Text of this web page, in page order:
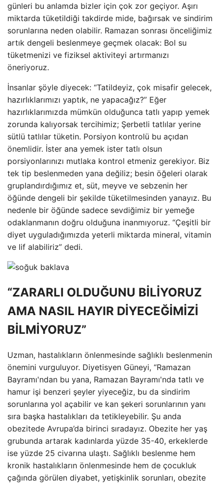
günleri bu anlamda bizler için çok zor geçiyor. Aşırı
miktarda tüketildiği takdirde mide, bağırsak ve sindirim
sorunlarına neden olabilir. Ramazan sonrası önceliğimiz
artık dengeli beslenmeye geçmek olacak: Bol su
tüketmenizi ve fiziksel aktiviteyi artırmanızı
öneriyoruz.
İnsanlar şöyle diyecek: “Tatildeyiz, çok misafir gelecek,
hazırlıklarımızı yaptık, ne yapacağız?” Eğer
hazırlıklarımızda mümkün olduğunca tatlı yapıp yemek
zorunda kalıyorsak tercihimiz; Şerbetli tatlılar yerine
sütlü tatlılar tüketin. Porsiyon kontrolü bu açıdan
önemlidir. İster ana yemek ister tatlı olsun
porsiyonlarınızı mutlaka kontrol etmeniz gerekiyor. Biz
tek tip beslenmeden yana değiliz; besin öğeleri olarak
gruplandırdığımız et, süt, meyve ve sebzenin her
öğünde dengeli bir şekilde tüketilmesinden yanayız. Bu
nedenle bir öğünde sadece sevdiğimiz bir yemeğe
odaklanmanın doğru olduğuna inanmıyoruz. “Çeşitli bir
diyet uyguladığımızda yeterli miktarda mineral, vitamin
ve lif alabiliriz” dedi.
“ZARARLI OLDUĞUNU BİLİYORUZ
AMA NASIL HAYIR DİYECEĞİMİZİ
BİLMİYORUZ”
Uzman, hastalıkların önlenmesinde sağlıklı beslenmenin
önemini vurguluyor. Diyetisyen Güneyi, “Ramazan
Bayramı'ndan bu yana, Ramazan Bayramı'nda tatlı ve
hamur işi benzeri şeyler yiyeceğiz, bu da sindirim
sorunlarına yol açabilir ve kan şekeri sorunlarının yanı
sıra başka hastalıkları da tetikleyebilir. Şu anda
obezitede Avrupa’da birinci sıradayız. Obezite her yaş
grubunda artarak kadınlarda yüzde 35-40, erkeklerde
ise yüzde 25 civarına ulaştı. Sağlıklı beslenme hem
kronik hastalıkların önlenmesinde hem de çocukluk
çağında görülen diyabet, yetişkinlik sorunları, obezite